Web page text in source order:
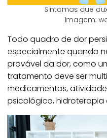
Sintomas que
Imagem:
Todo quadro de dor
especialmente quando
provável da dor, como
tratamento deve ser
medicamentos,
psicológico, hidroterapia